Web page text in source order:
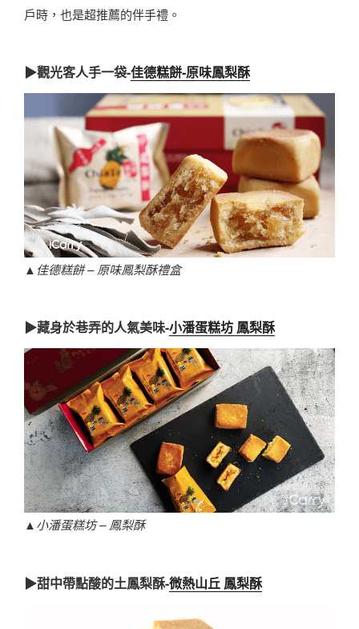
戶時，也是超推薦的伴手禮。
▶觀光客人手一袋-佳德糕餅-原味鳳梨酥
▲佳德糕餅 – 原味鳳梨酥禮盒
▶藏身於巷弄的人氣美味-小潘蛋糕坊 鳳梨酥
▲小潘蛋糕坊 –鳳梨酥
▶甜中帶點酸的土鳳梨酥-微熱山丘 鳳梨酥